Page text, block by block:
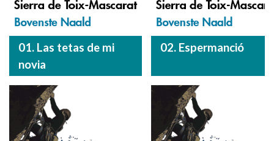
01. Las tetas de mi
novia
02. Espermanció